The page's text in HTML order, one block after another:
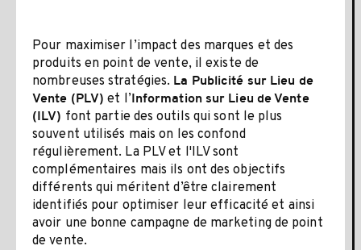
Pour maximiser l’impact des marques et des
produits en point de vente, il existe de
nombreuses stratégies. La Publicité sur Lieu de
Vente (PLV) et l’Information sur Lieu de Vente
(ILV) font partie des outils qui sont le plus
souvent utilisés mais on les confond
régulièrement. La PLV et l'ILV sont
complémentaires mais ils ont des objectifs
différents qui méritent d’être clairement
identifiés pour optimiser leur efficacité et ainsi
avoir une bonne campagne de marketing de point
de vente.